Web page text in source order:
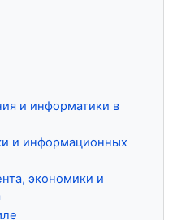
и информатики в
и информационных
экономики и